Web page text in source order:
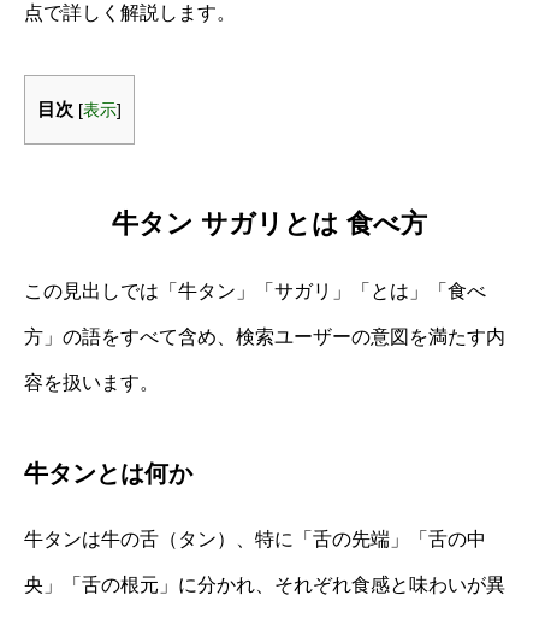
点で詳しく解説します。
目次 [表示]
牛タン サガリとは 食べ方
この見出しでは「牛タン」「サガリ」「とは」「食べ
方」の語をすべて含め、検索ユーザーの意図を満たす内
容を扱います。
牛タンとは何か
牛タンは牛の舌（タン）、特に「舌の先端」「舌の中
央」「舌の根元」に分かれ、それぞれ食感と味わいが異